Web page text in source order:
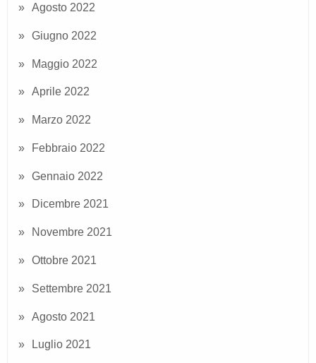
Agosto 2022
Giugno 2022
Maggio 2022
Aprile 2022
Marzo 2022
Febbraio 2022
Gennaio 2022
Dicembre 2021
Novembre 2021
Ottobre 2021
Settembre 2021
Agosto 2021
Luglio 2021